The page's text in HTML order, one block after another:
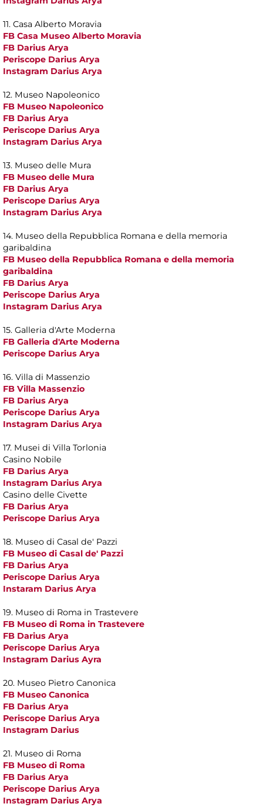
11. Casa Alberto Moravia
FB Casa Museo Alberto Moravia
FB Darius Arya
Periscope Darius Arya
Instagram Darius Arya
12. Museo Napoleonico
FB Museo Napoleonico
FB Darius Arya
Periscope Darius Arya
Instagram Darius Arya
13. Museo delle Mura
FB Museo delle Mura
FB Darius Arya
Periscope Darius Arya
Instagram Darius Arya
14. Museo della Repubblica Romana e della memoria
garibaldina
FB Museo della Repubblica Romana e della memoria
garibaldina
FB Darius Arya
Periscope Darius Arya
Instagram Darius Arya
15. Galleria d'Arte Moderna
FB Galleria d'Arte Moderna
Periscope Darius Arya
16. Villa di Massenzio
FB Villa Massenzio
FB Darius Arya
Periscope Darius Arya
Instagram Darius Arya
17. Musei di Villa Torlonia
Casino Nobile
FB Darius Arya
Instagram Darius Arya
Casino delle Civette
FB Darius Arya
Periscope Darius Arya
18. Museo di Casal de' Pazzi
FB Museo di Casal de' Pazzi
FB Darius Arya
Periscope Darius Arya
Instaram Darius Arya
19. Museo di Roma in Trastevere
FB Museo di Roma in Trastevere
FB Darius Arya
Periscope Darius Arya
Instagram Darius Ayra
20. Museo Pietro Canonica
FB Museo Canonica
FB Darius Arya
Periscope Darius Arya
Instagram Darius
21. Museo di Roma
FB Museo di Roma
FB Darius Arya
Periscope Darius Arya
Instagram Darius Arya